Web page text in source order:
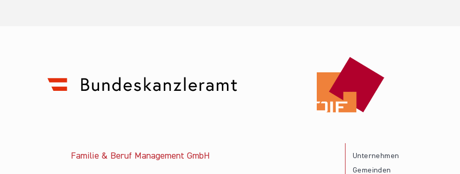
Familie & Beruf Management GmbH
Unternehmen
Gemeinden